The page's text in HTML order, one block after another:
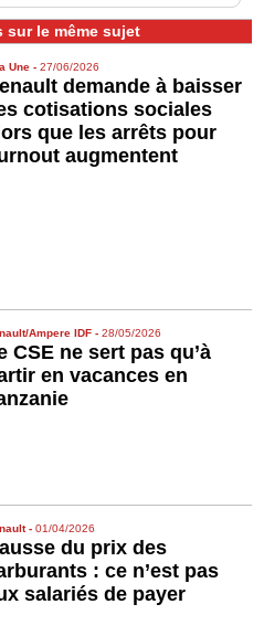
sur le même sujet
Une -27/06/2026
demande à baisser
cotisations sociales
que les arrêts pour
augmentent
Ampere IDF -28/05/2026
CSE ne sert pas qu’à
en vacances en
-01/04/2026
du prix des
: ce n’est pas
salariés de payer